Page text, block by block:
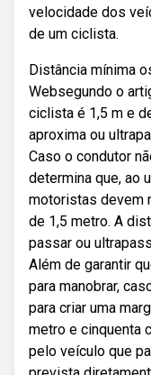
velocidade dos
de um ciclista.
Distância mínima
Websegundo o
ciclista é 1,5 m e
aproxima ou
Caso o condutor
determina que, ao
motoristas devem
de 1,5 metro. A
passar ou
Além de garantir
para manobrar,
para criar uma
metro e cinquenta
pelo veículo que